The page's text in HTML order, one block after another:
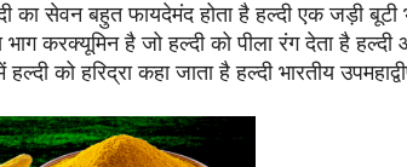
का सेवन बहुत फायदेमंद होता है हल्दी एक जड़ी बूटी
करक्यूमिन है जो हल्दी को पीला रंग देता है हल्दी
को हरिद्रा कहा जाता है हल्दी भारतीय